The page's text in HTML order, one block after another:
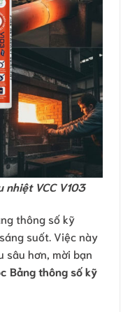
nhiệt VCC V103
thông số kỹ
suốt. Việc này
sâu hơn, mời bạn
Bảng thông số kỹ